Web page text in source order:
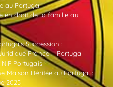
au Portugal
en droit de la famille au
Succession :
France – Portugal
Portugais
Maison Héritée au Portugal :
2025